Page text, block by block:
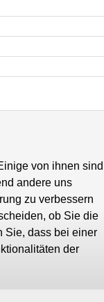
von ihnen sind
andere uns
zu verbessern
ob Sie die
Sie, dass bei einer
der